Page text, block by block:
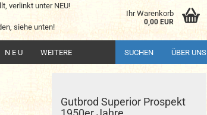
verlinkt unter NEU!
siehe unten!
Ihr Warenkorb
0,00 EUR
N E U SUCHEN ÜBER UNS
WEITERE
Gutbrod Superior Prospekt